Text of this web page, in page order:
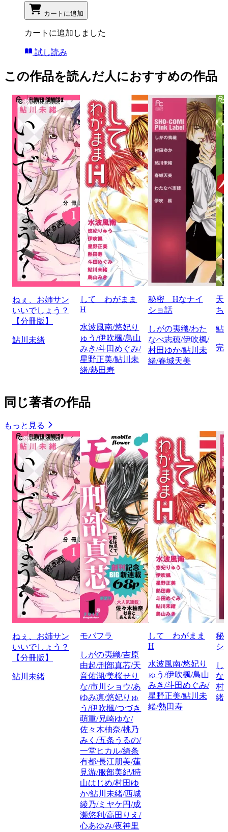
カートに追加
カートに追加しました
試し読み
この作品を読んだ人におすすめの作品
ねぇ、お姉サン
いいでしょう？
【分冊版】
鮎川未緒
して わがまま
H
水波風南/悠妃り
ゅう/伊吹楓/鳥山
みき/斗田めぐみ/
星野正美/鮎川未
緒/熱田寿
秘密 Hなナイ
ショ話
しがの夷織/わた
なべ志穂/伊吹楓/
村田ゆか/鮎川未
緒/春城天美
天
ち
鮎
完
同じ著者の作品
もっと見る
ねぇ、お姉サン
いいでしょう？
【分冊版】
鮎川未緒
モバフラ
しがの夷織/吉原
由起/刑部真芯/天
音佑湖/美桜せり
な/市川ショウ/あ
ゆみ凛/悠妃りゅ
う/伊吹楓/つづき
萌重/兄崎ゆな/
佐々木柚奈/桃乃
みく/五条うるの/
一堂ヒカル/綺条
有都/長江朋美/蓮
見游/服部美紀/時
山はじめ/村田ゆ
か/鮎川未緒/西城
綾乃/ミヤケ円/成
瀬悠利/高田りえ/
心あゆみ/夜神里
して わがまま
H
水波風南/悠妃り
ゅう/伊吹楓/鳥山
みき/斗田めぐみ/
星野正美/鮎川未
緒/熱田寿
秘
シ
し
な
村
緒/